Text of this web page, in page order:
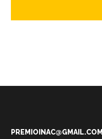
PREMIOINAC@GMAIL.COM